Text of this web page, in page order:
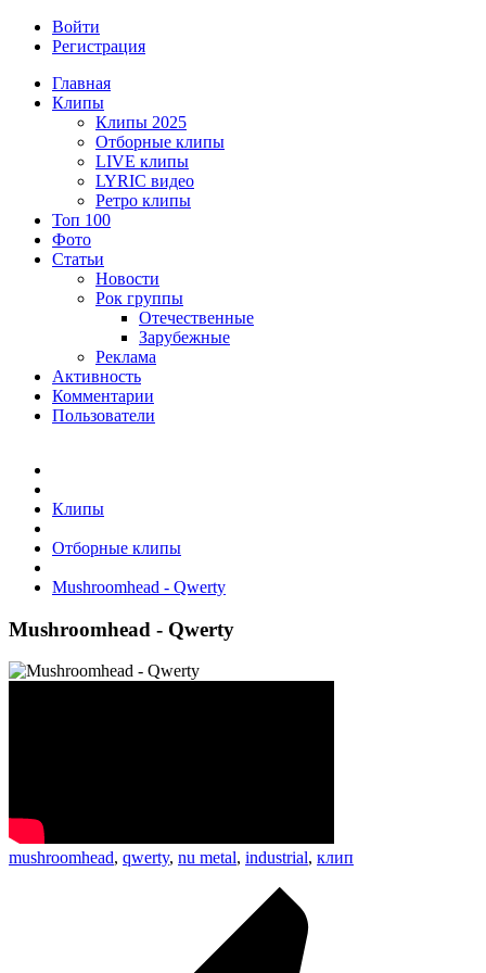
Войти
Регистрация
Главная
Клипы
Клипы 2025
Отборные клипы
LIVE клипы
LYRIC видео
Ретро клипы
Топ 100
Фото
Статьи
Новости
Рок группы
Отечественные
Зарубежные
Реклама
Активность
Комментарии
Пользователи
Клипы
Отборные клипы
Mushroomhead - Qwerty
Mushroomhead - Qwerty
mushroomhead, qwerty, nu metal, industrial, клип